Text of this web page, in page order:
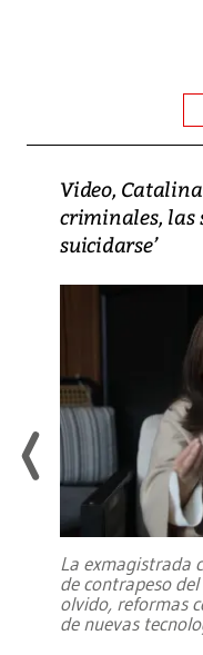
Video,
criminales, las
suicidarse’
La exmagistrada
de contrapeso
olvido, reformas
de nuevas